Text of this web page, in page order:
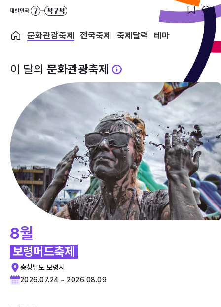
문화관광축제 전국축제 축제달력 테마
이 달의 문화관광축제
8월
보령머드축제
충청남도 보령시
2026.07.24 ~ 2026.08.09